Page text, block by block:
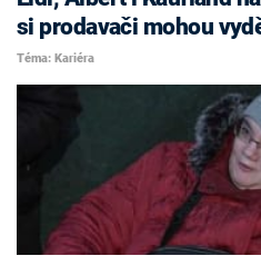
si prodavači mohou
Téma: Kariéra